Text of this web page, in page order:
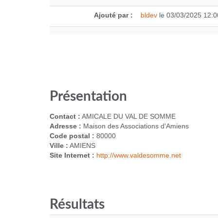
Ajouté par : bldev le 03/03/2025
Présentation
Contact : AMICALE DU VAL DE SOMME
Adresse : Maison des Associations d'Amiens
Code postal : 80000
Ville : AMIENS
Site Internet : http://www.valdesomme.net
Résultats